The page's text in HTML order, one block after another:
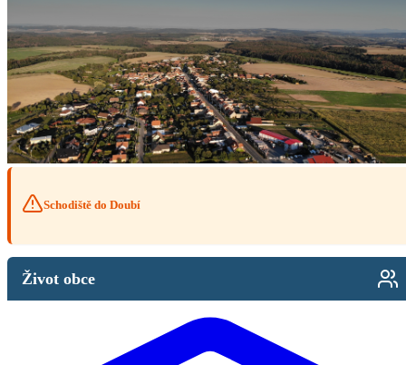
Schodiště do Doubí
Život obce